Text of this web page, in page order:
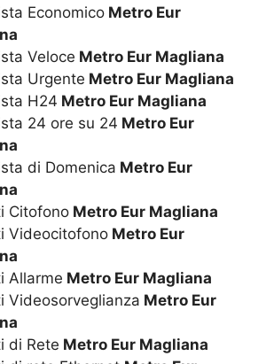
Economico Metro Eur
Veloce Metro Eur Magliana
Urgente Metro Eur Magliana
H24 Metro Eur Magliana
24 ore su 24 Metro Eur
di Domenica Metro Eur
Citofono Metro Eur Magliana
Videocitofono Metro Eur
Allarme Metro Eur Magliana
Videosorveglianza Metro Eur
di Rete Metro Eur Magliana